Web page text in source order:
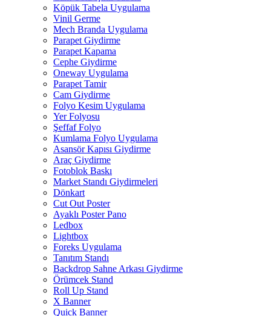
Köpük Tabela Uygulama
Vinil Germe
Mech Branda Uygulama
Parapet Giydirme
Parapet Kapama
Cephe Giydirme
Oneway Uygulama
Parapet Tamir
Cam Giydirme
Folyo Kesim Uygulama
Yer Folyosu
Şeffaf Folyo
Kumlama Folyo Uygulama
Asansör Kapısı Giydirme
Araç Giydirme
Fotoblok Baskı
Market Standı Giydirmeleri
Dönkart
Cut Out Poster
Ayaklı Poster Pano
Ledbox
Lightbox
Foreks Uygulama
Tanıtım Standı
Backdrop Sahne Arkası Giydirme
Örümcek Stand
Roll Up Stand
X Banner
Quick Banner